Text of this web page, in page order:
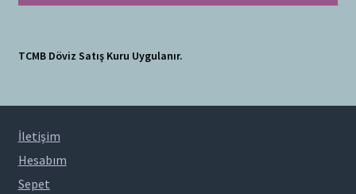
TCMB Döviz Satış Kuru Uygulanır.
İletişim
Hesabım
Sepet